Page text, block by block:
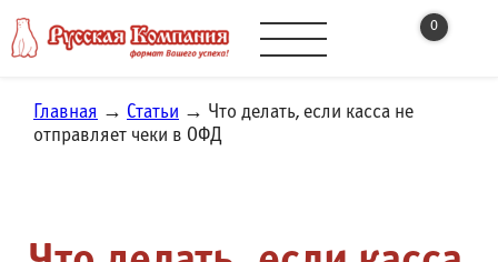
0
Главная → Статьи → Что делать, если касса не
отправляет чеки в ОФД